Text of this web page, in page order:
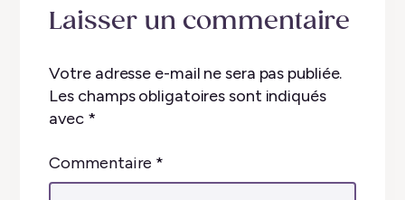
Laisser un commentaire
Votre adresse e-mail ne sera pas publiée.
Les champs obligatoires sont indiqués
avec *
Commentaire *